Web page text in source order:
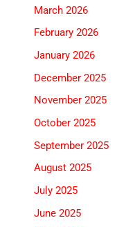
March 2026
February 2026
January 2026
December 2025
November 2025
October 2025
September 2025
August 2025
July 2025
June 2025